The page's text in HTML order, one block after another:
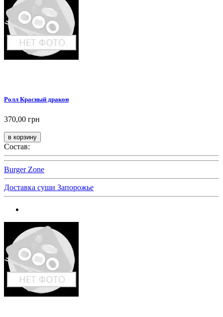
Ролл Красный дракон
370,00 грн
Состав:
Burger Zone
Доставка суши Запорожье